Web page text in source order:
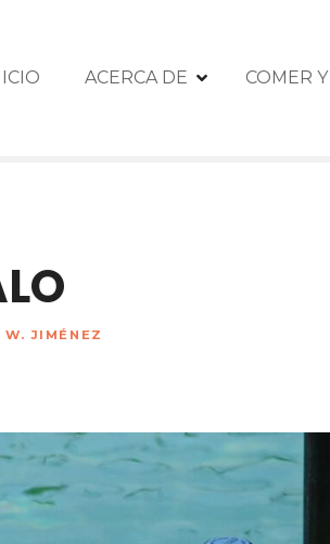
ACERCA DE COMER
W. JIMÉNEZ